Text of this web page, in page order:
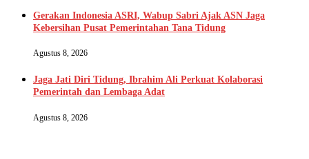
Gerakan Indonesia ASRI, Wabup Sabri Ajak ASN Jaga
Kebersihan Pusat Pemerintahan Tana Tidung
Agustus 8, 2026
Jaga Jati Diri Tidung, Ibrahim Ali Perkuat Kolaborasi
Pemerintah dan Lembaga Adat
Agustus 8, 2026